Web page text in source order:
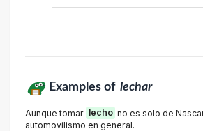
Examples of lechar
Aunque tomar lecho no es solo de
automovilismo en general.